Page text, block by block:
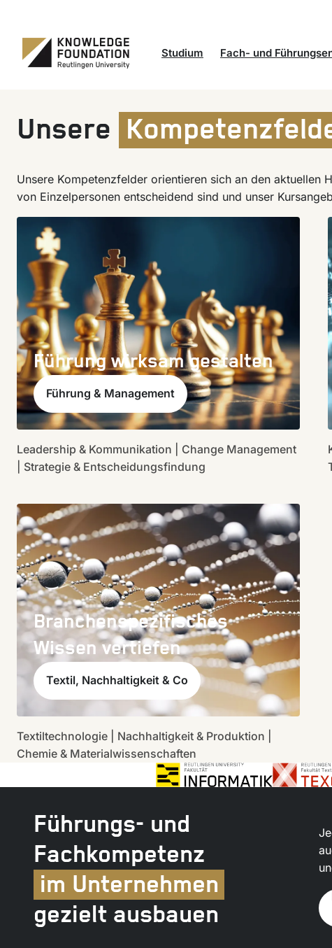
Studium
Master
Ratgeber zum Studium
Fach- und
Formate und Zusammenarbeit
Unsere
Unsere Kompetenzfelder orientieren sich an den
von Einzelpersonen entscheidend sind und unser
Führung wirksam gestalten
Führung & Management
Leadership & Kommunikation | Change Management
| Strategie & Entscheidungsfindung
Branchenspezifisches
Wissen vertiefen
Textil, Nachhaltigkeit & Co
Textiltechnologie | Nachhaltigkeit & Produktion |
Chemie & Materialwissenschaften
Führungs- und
Fachkompetenz
im Unternehmen
gezielt ausbauen